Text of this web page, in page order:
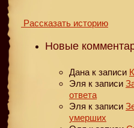
Рассказать историю
Новые
Дана к записи
Эля к записи
ответа
Эля к записи
умерших